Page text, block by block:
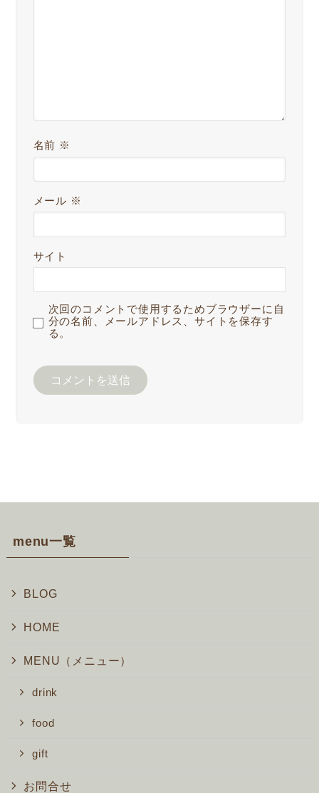
名前 ※
メール ※
サイト
次回のコメントで使用するためブラウザーに自
分の名前、メールアドレス、サイトを保存す
る。
menu一覧
BLOG
HOME
MENU（メニュー）
drink
food
gift
お問合せ